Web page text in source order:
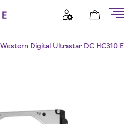
Western Digital Ultrastar DC HC310